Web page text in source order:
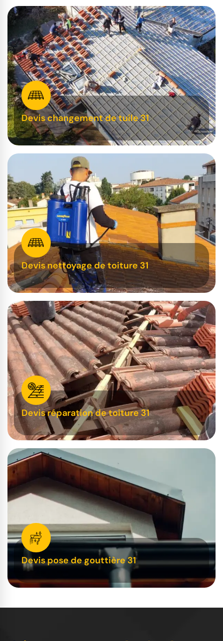
Devis changement de tuile 31
Devis nettoyage de toiture 31
Devis réparation de toiture 31
Devis pose de gouttière 31